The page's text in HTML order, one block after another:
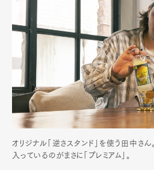
オリジナル「逆さスタンド」を使う田中さ
入っているのがまさに「プレミアム」。